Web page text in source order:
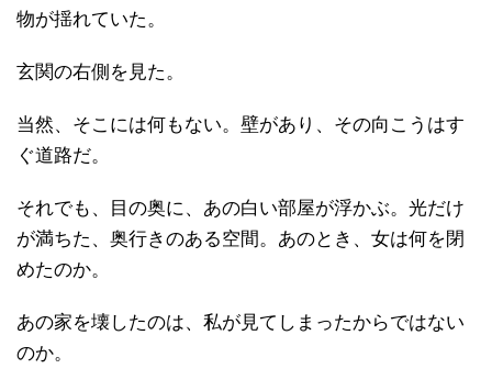
物が揺れていた。
玄関の右側を見た。
当然、そこには何もない。壁があり、その向こうはす
ぐ道路だ。
それでも、目の奥に、あの白い部屋が浮かぶ。光だけ
が満ちた、奥行きのある空間。あのとき、女は何を閉
めたのか。
あの家を壊したのは、私が見てしまったからではない
のか。